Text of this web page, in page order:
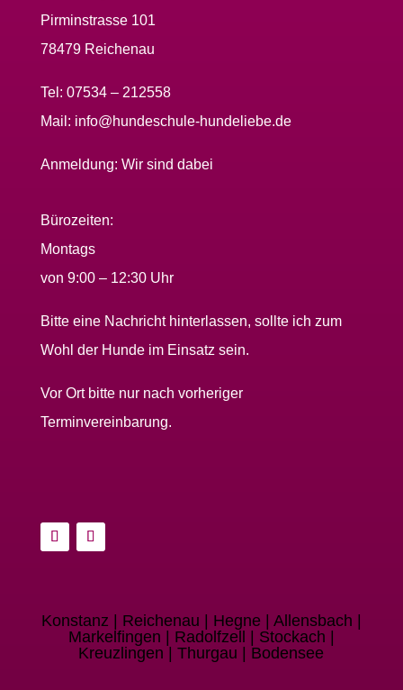
Pirminstrasse 101
78479 Reichenau
Tel: 07534 – 212558
Mail: info@hundeschule-hundeliebe.de
Anmeldung: Wir sind dabei
Bürozeiten:
Montags
von 9:00 – 12:30 Uhr
Bitte eine Nachricht hinterlassen, sollte ich zum
Wohl der Hunde im Einsatz sein.
Vor Ort bitte nur nach vorheriger
Terminvereinbarung.
Konstanz | Reichenau | Hegne | Allensbach |
Markelfingen | Radolfzell | Stockach |
Kreuzlingen | Thurgau | Bodensee